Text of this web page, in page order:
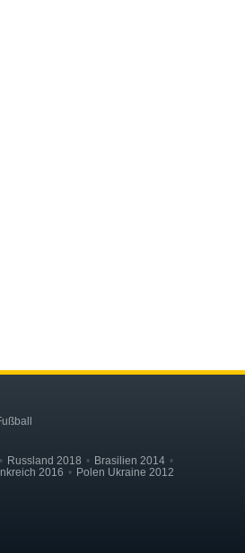
Russland 2018
Brasilien 2014
2016
Polen Ukraine 2012